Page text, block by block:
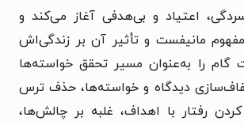
اعتیاد و بی‌هدفی آغاز می‌کند و
مانیفست و تأثیر آن بر زندگی‌اش
گام را به‌عنوان مسیر تحقق خواسته‌ها
دیدگاه و خواسته‌ها، حذف ترس
کردن رفتار با اهداف، غلبه بر چالش‌ها،